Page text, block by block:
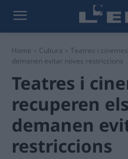
Home Cultura
Teatres i
demanen evitar noves restriccions
Teatres i
recuperen
demanen
restriccions